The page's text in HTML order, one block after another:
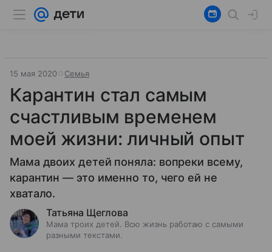
15 мая 2020 Семья
Карантин стал самым
счастливым временем
моей жизни: личный опыт
Мама двоих детей поняла: вопреки всему,
карантин — это именно то, чего ей не
хватало.
Татьяна Щеглова
Мама троих детей. Всю жизнь работаю с самыми
разными текстами.